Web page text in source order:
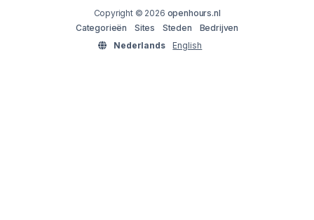
Copyright © 2026 openhours.nl
Categorieën
Sites Steden
Bedrijven
Nederlands
English